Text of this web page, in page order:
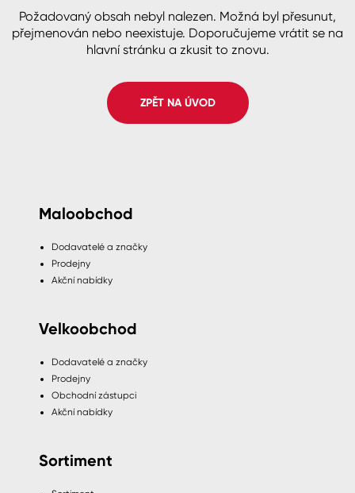
B2B +420 800 145 555Po – Pá: 8:00–15:00
Česko
Slovensko Polsko Worldwide
Stěny
Fasády
Spreje
Požadovaný obsah nebyl nalezen. Možná byl přesunut,
přejmenován nebo neexistuje. Doporučujeme vrátit se na
hlavní stránku a zkusit to znovu.
ZPĚT NA ÚVOD
Maloobchod
Dodavatelé a značky
Prodejny
Akční nabídky
Velkoobchod
Dodavatelé a značky
Prodejny
Obchodní zástupci
Akční nabídky
Sortiment